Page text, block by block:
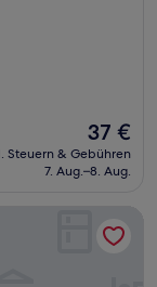
Der
Preis
beträgt
37 €
Steuern & Gebühren
7. Aug.–8. Aug.